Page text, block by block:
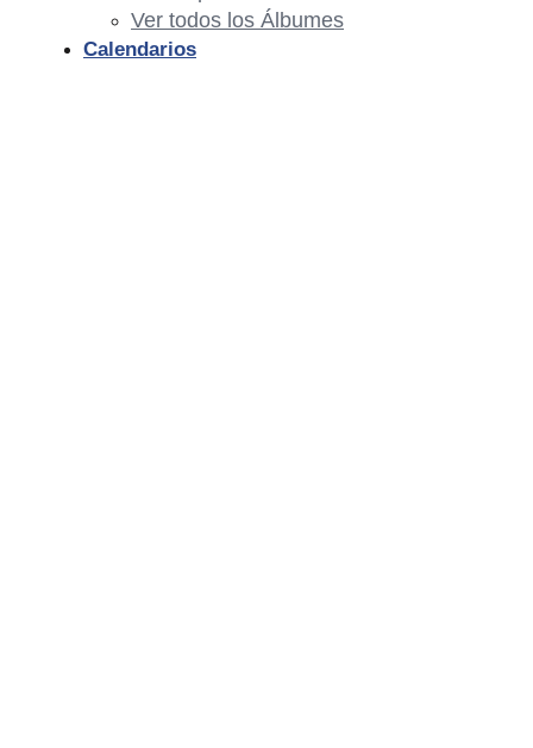
Ver todos los Álbumes
Calendarios